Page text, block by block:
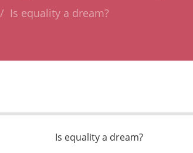
Is equality a dream?
Is equality a dream?